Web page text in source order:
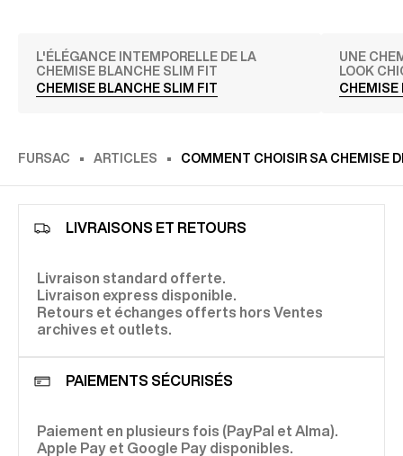
L'ÉLÉGANCE INTEMPORELLE DE LA
CHEMISE BLANCHE SLIM FIT
CHEMISE BLANCHE SLIM FIT
UNE
LOOK
CHEMISE
FURSAC ARTICLES COMMENT CHOISIR SA CHEMISE
LIVRAISONS ET RETOURS
Livraison standard offerte.
Livraison express disponible.
Retours et échanges offerts hors Ventes
archives et outlets.
PAIEMENTS SÉCURISÉS
Paiement en plusieurs fois (PayPal et Alma).
Apple Pay et Google Pay disponibles.